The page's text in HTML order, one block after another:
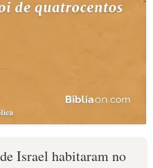
Israel habitaram no